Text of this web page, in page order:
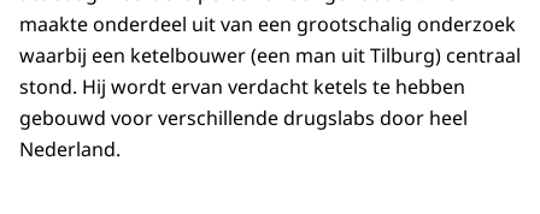
maakte onderdeel uit van een grootschalig onderzoek
waarbij een ketelbouwer (een man uit Tilburg) centraal
stond. Hij wordt ervan verdacht ketels te hebben
gebouwd voor verschillende drugslabs door heel
Nederland.